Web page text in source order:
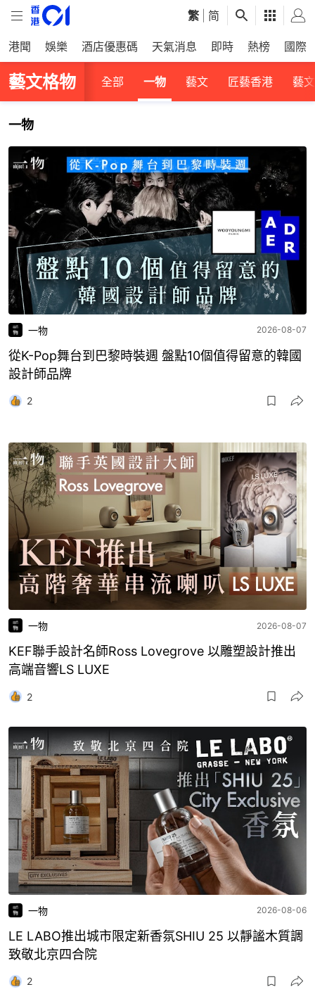
繁 简
港聞 娛樂 酒店優惠碼 天氣消息 即時 熱榜 國際
藝文格物 全部 一物 藝文 匠藝香港 藝
一物
一物 2026-08-07
從K-Pop舞台到巴黎時裝週 盤點10個值得留意的韓國
設計師品牌
2
一物 2026-08-07
KEF聯手設計名師Ross Lovegrove 以雕塑設計推出
高端音響LS LUXE
2
一物 2026-08-06
LE LABO推出城市限定新香氛SHIU 25 以靜謐木質調
致敬北京四合院
2